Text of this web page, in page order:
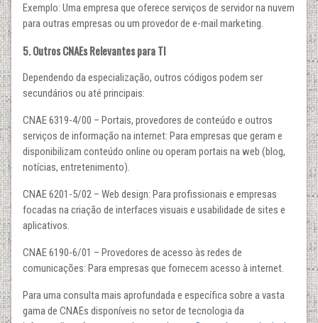
Exemplo: Uma empresa que oferece serviços de servidor na nuvem
para outras empresas ou um provedor de e-mail marketing.
5. Outros CNAEs Relevantes para TI
Dependendo da especialização, outros códigos podem ser
secundários ou até principais:
CNAE 6319-4/00 – Portais, provedores de conteúdo e outros
serviços de informação na internet: Para empresas que geram e
disponibilizam conteúdo online ou operam portais na web (blog,
notícias, entretenimento).
CNAE 6201-5/02 – Web design: Para profissionais e empresas
focadas na criação de interfaces visuais e usabilidade de sites e
aplicativos.
CNAE 6190-6/01 – Provedores de acesso às redes de
comunicações: Para empresas que fornecem acesso à internet.
Para uma consulta mais aprofundada e específica sobre a vasta
gama de CNAEs disponíveis no setor de tecnologia da